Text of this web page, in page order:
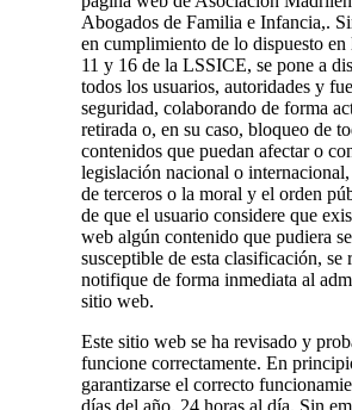
Abogados de Familia e Infancia,.
en cumplimiento de lo dispuesto en
11 y 16 de la LSSICE, se pone a
todos los usuarios, autoridades y
seguridad, colaborando de forma
retirada o, en su caso, bloqueo de
contenidos que puedan afectar o
legislación nacional o
de terceros o la moral y el orden
de que el usuario considere que
web algún contenido que pudiera
susceptible de esta clasificación, se
notifique de forma inmediata al
sitio web.
Este sitio web se ha revisado y
funcione correctamente. En
garantizarse el correcto
días del año, 24 horas al día. Sin